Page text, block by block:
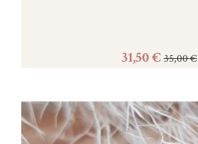
Acheter
31,50 € 35,00 €